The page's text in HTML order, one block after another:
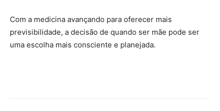
Com a medicina avançando para oferecer mais
previsibilidade, a decisão de quando ser mãe pode ser
uma escolha mais consciente e planejada.